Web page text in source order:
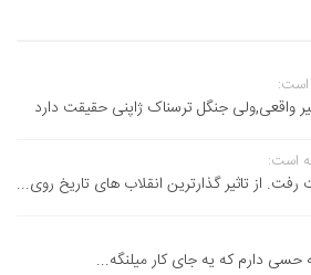
است:
واقعی,ولی جنگل ترسناک ژاپنی حقیقت دارد
است:
رفت. از تاثیر گذارترین انقلاب های تاریخ روی...
دارم که یه جای کار میلنگه...